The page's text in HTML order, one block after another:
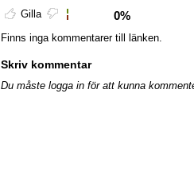
Gilla 0%
Finns inga kommentarer till länken.
Skriv kommentar
Du måste logga in för att kunna